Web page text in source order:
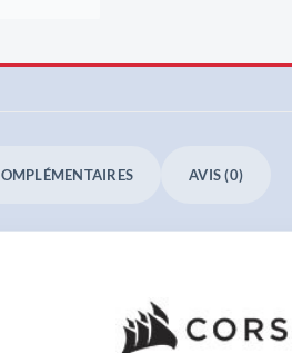
AVIS (0)